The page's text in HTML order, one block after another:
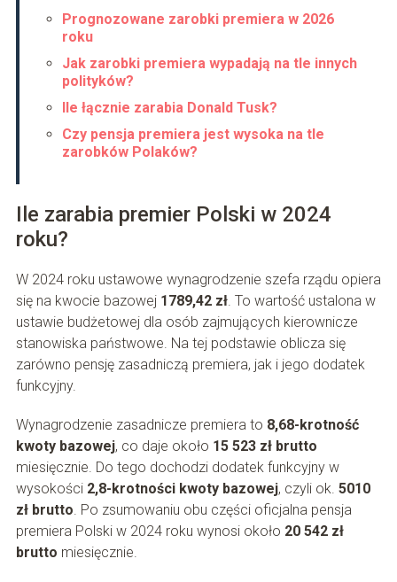
Prognozowane zarobki premiera w 2026
roku
Jak zarobki premiera wypadają na tle innych
polityków?
Ile łącznie zarabia Donald Tusk?
Czy pensja premiera jest wysoka na tle
zarobków Polaków?
Ile zarabia premier Polski w 2024
roku?
W 2024 roku ustawowe wynagrodzenie szefa rządu opiera
się na kwocie bazowej 1789,42 zł. To wartość ustalona w
ustawie budżetowej dla osób zajmujących kierownicze
stanowiska państwowe. Na tej podstawie oblicza się
zarówno pensję zasadniczą premiera, jak i jego dodatek
funkcyjny.
Wynagrodzenie zasadnicze premiera to 8,68-krotność
kwoty bazowej, co daje około 15 523 zł brutto
miesięcznie. Do tego dochodzi dodatek funkcyjny w
wysokości 2,8-krotności kwoty bazowej, czyli ok. 5010
zł brutto. Po zsumowaniu obu części oficjalna pensja
premiera Polski w 2024 roku wynosi około 20 542 zł
brutto miesięcznie.